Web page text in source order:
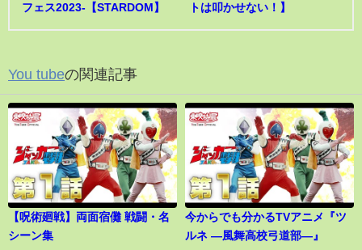
フェス2023-【STARDOM】 トは叩かせない！】
You tubeの関連記事
【呪術廻戦】両面宿儺 戦闘・名
シーン集
今からでも分かるTVアニメ『ツ
ルネ ―風舞高校弓道部―』